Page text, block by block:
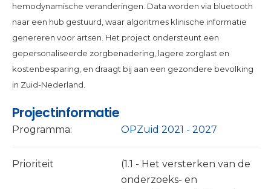
hemodynamische veranderingen. Data worden via bluetooth
naar een hub gestuurd, waar algoritmes klinische informatie
genereren voor artsen. Het project ondersteunt een
gepersonaliseerde zorgbenadering, lagere zorglast en
kostenbesparing, en draagt bij aan een gezondere bevolking
in Zuid-Nederland.
Projectinformatie
Programma: OPZuid 2021 - 2027
Prioriteit
(1.1 - Het versterken van de
onderzoeks- en